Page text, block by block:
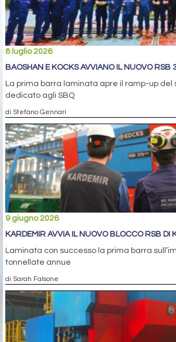
8 luglio 2026
BAOSHAN E KOCKS AVVIANO IL NUOVO RSB
La prima barra laminata apre il ramp-up del
dedicato agli SBQ
di Stefano Gennari
9 giugno 2026
KARDEMIR AVVIA IL NUOVO BLOCCO RSB DI
Laminata con successo la prima barra
tonnellate annue
di Sarah Falsone